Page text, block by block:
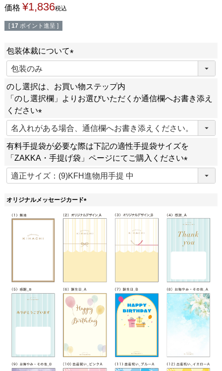
価格 ¥1,836税込
[ 17 ポイント進呈 ]
包装体裁について
必
須
)
のし選択は、お買い物ステップ内
「のし選択欄」よりお選びいただくか通信欄へお書き添え
ください
(
必
須
)
有料手提袋が必要な際は下記の適性手提袋サイズを
「ZAKKA・手提げ袋」ページにてご購入ください
必
オリジナルメッセージカード
必
須